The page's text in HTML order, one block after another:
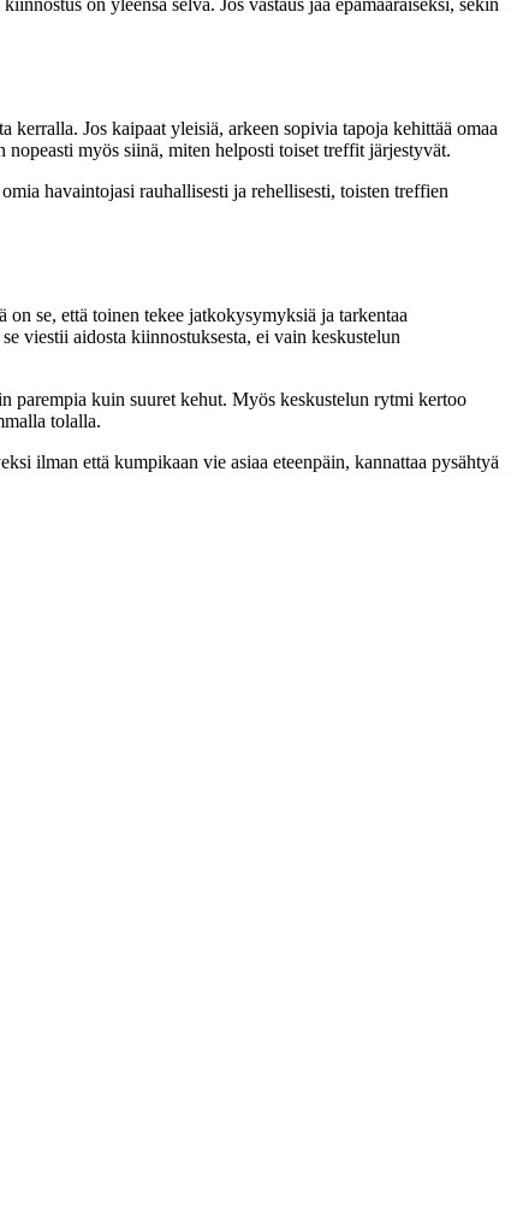
on yleensä selvä. Jos vastaus jää epämääräiseksi, sekin
kerralla. Jos kaipaat yleisiä, arkeen sopivia tapoja kehittää omaa
myös siinä, miten helposti toiset treffit järjestyvät.
havaintojasi rauhallisesti ja rehellisesti, toisten treffien
se, että toinen tekee jatkokysymyksiä ja tarkentaa
viestii aidosta kiinnostuksesta, ei vain keskustelun
parempia kuin suuret kehut. Myös keskustelun rytmi kertoo
tolalla.
ilman että kumpikaan vie asiaa eteenpäin, kannattaa pysähtyä